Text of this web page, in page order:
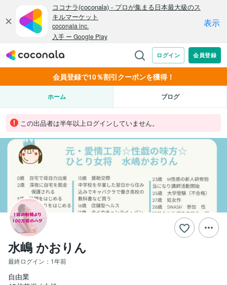
会員登録で10％割引クーポンを獲得！
ホーム ブログ
この出品者は半年以上ログインしていません。
水嶋 かおりん
最終ログイン： 1年前
自由業